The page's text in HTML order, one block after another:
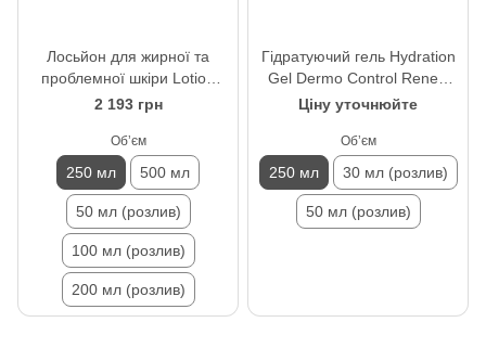
Лосьйон для жирної та
проблемної шкіри Lotion
Dermo Control Renew 250
2 193 грн
Обʼєм
250 мл 500 мл
50 мл (розлив)
100 мл (розлив)
200 мл (розлив)
Гідратуючий гель Hydration
Gel Dermo Control Renew
250 мл
Ціну уточнюйте
Обʼєм
250 мл 30 мл (розлив)
50 мл (розлив)